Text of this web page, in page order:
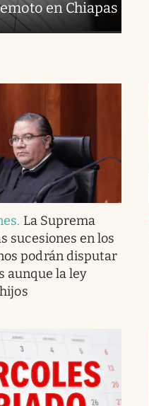
en Chiapas
. La Suprema
sucesiones en los
podrán disputar
aunque la ley